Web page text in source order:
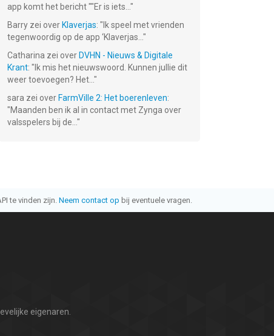
app komt het bericht ""Er is iets... "
Barry zei over Klaverjas: " Ik speel met vrienden
tegenwoordig op de app ‘Klaverjas... "
Catharina zei over DVHN - Nieuws & Digitale
Krant: " Ik mis het nieuwswoord. Kunnen jullie dit
weer toevoegen? Het... "
sara zei over FarmVille 2: Het boerenleven:
"Maanden ben ik al in contact met Zynga over
valsspelers bij de... "
te vinden zijn. Neem contact op bij eventuele vragen.
eigenaren.